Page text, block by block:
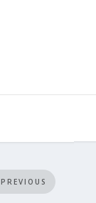
PREVIOUS